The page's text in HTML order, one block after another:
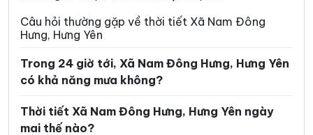
Xã Lê Quý Đôn
Xã Lương Bằng Xã Mễ Sở
Xã Nam Thái Ninh Xã Nam Thụy Anh
Câu hỏi thường gặp về thời tiết Xã Nam Đông
Hưng, Hưng Yên
Trong 24 giờ tới, Xã Nam Đông Hưng, Hưng Yên
có khả năng mưa không?
Thời tiết Xã Nam Đông Hưng, Hưng Yên ngày
mai thế nào?